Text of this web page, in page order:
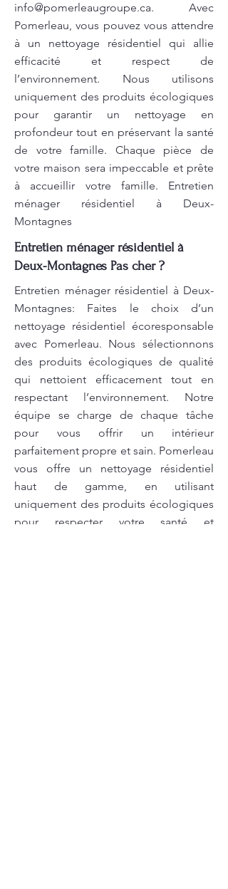
info@pomerleaugroupe.ca. Avec
Pomerleau, vous pouvez vous attendre
à un nettoyage résidentiel qui allie
efficacité et respect de
l’environnement. Nous utilisons
uniquement des produits écologiques
pour garantir un nettoyage en
profondeur tout en préservant la santé
de votre famille. Chaque pièce de
votre maison sera impeccable et prête
à accueillir votre famille. Entretien
ménager résidentiel à Deux-
Montagnes
Entretien ménager résidentiel à
Deux-Montagnes Pas cher ?
Entretien ménager résidentiel à Deux-
Montagnes: Faites le choix d’un
nettoyage résidentiel écoresponsable
avec Pomerleau. Nous sélectionnons
des produits écologiques de qualité
qui nettoient efficacement tout en
respectant l’environnement. Notre
équipe se charge de chaque tâche
pour vous offrir un intérieur
parfaitement propre et sain. Pomerleau
vous offre un nettoyage résidentiel
haut de gamme, en utilisant
uniquement des produits écologiques
pour respecter votre santé et